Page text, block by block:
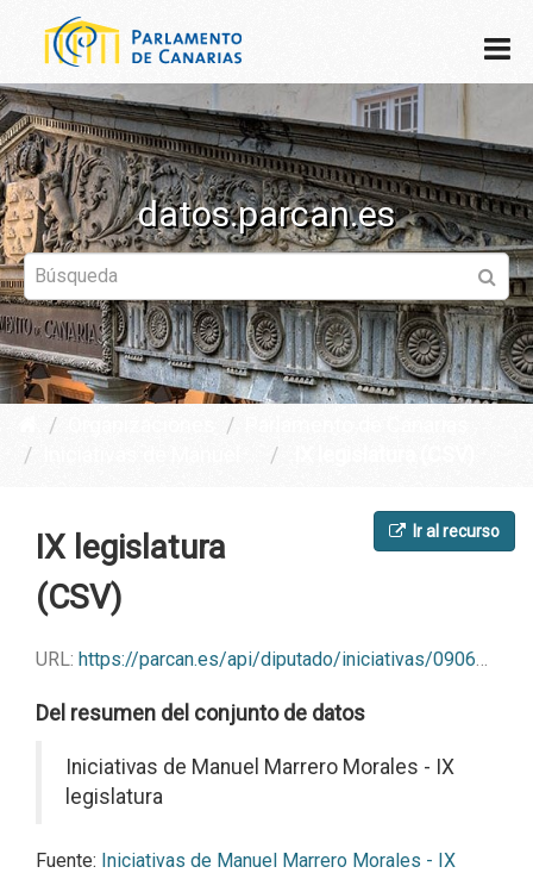
datos.parcan.es
Ir al recurso
IX legislatura
(CSV)
URL: https://parcan.es/api/diputado/iniciativas/09069?format=csv
Del resumen del conjunto de datos
Iniciativas de Manuel Marrero Morales - IX
legislatura
Fuente: Iniciativas de Manuel Marrero Morales - IX